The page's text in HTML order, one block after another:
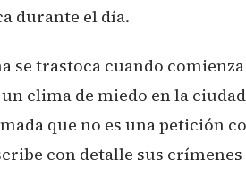
durante el día.
se trastoca cuando
clima de miedo en la
que no es una petición
con detalle sus